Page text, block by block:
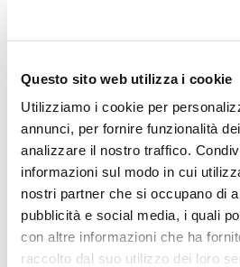
Questo sito web utilizza i cookie
Utilizziamo i cookie per
annunci, per fornire funzionalità
analizzare il nostro traffico.
informazioni sul modo in cui
nostri partner che si occupano di
pubblicità e social media, i quali
con altre informazioni che ha
raccolto dal suo utilizzo dei loro
italiano
Administraciones
Enlaces útiles